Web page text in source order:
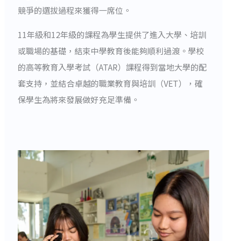
競爭的選拔過程來獲得一席位。
11年級和12年級的課程為學生提供了進入大學、培訓
或職場的基礎，結束中學教育後能夠順利過渡。學校
的高等教育入學考試（ATAR）課程得到當地大學的配
套支持，並結合卓越的職業教育與培訓（VET），確
保學生為將來發展做好充足準備。